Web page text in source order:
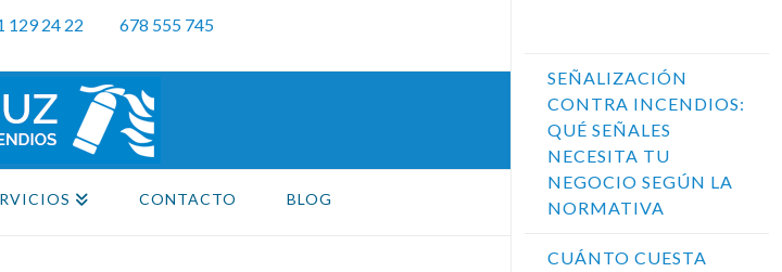
129 24 22
678 555 745
CONTACTO BLOG
SEÑALIZACIÓN
CONTRA INCENDIOS:
QUÉ SEÑALES
NECESITA TU
NEGOCIO SEGÚN LA
NORMATIVA
CUÁNTO CUESTA